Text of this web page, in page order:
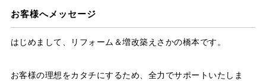
お客様へメッセージ
はじめまして、リフォーム＆増改築えさかの橋本です。
お客様の理想をカタチにするため、全力でサポートいたしま